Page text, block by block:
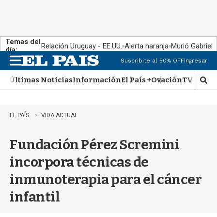
Temas del
día:
Relación Uruguay - EE.UU. Alerta naranja Murió Gabriel
n
u
Suscribite al 50% OFFIngresar
Últimas NoticiasInformaciónEl País +OvaciónTV Show
M
o
EL PAÍS VIDA ACTUAL
Fundación Pérez Scremini
incorpora técnicas de
inmunoterapia para el cáncer
infantil